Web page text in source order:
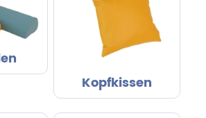
Kopfkissen